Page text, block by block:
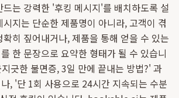
드는 강력한 '후킹 메시지'를 배치하도록 설
지는 단순한 제품명이 아니라, 고객이 겪
히 짚어내거나, 제품을 통해 얻을 수 있는
한 문장으로 요약한 형태가 될 수 있습니
긋한 불면증, 3일 만에 끝내는 방법?' 과
, '단 1회 사용으로 24시간 지속되는 수분